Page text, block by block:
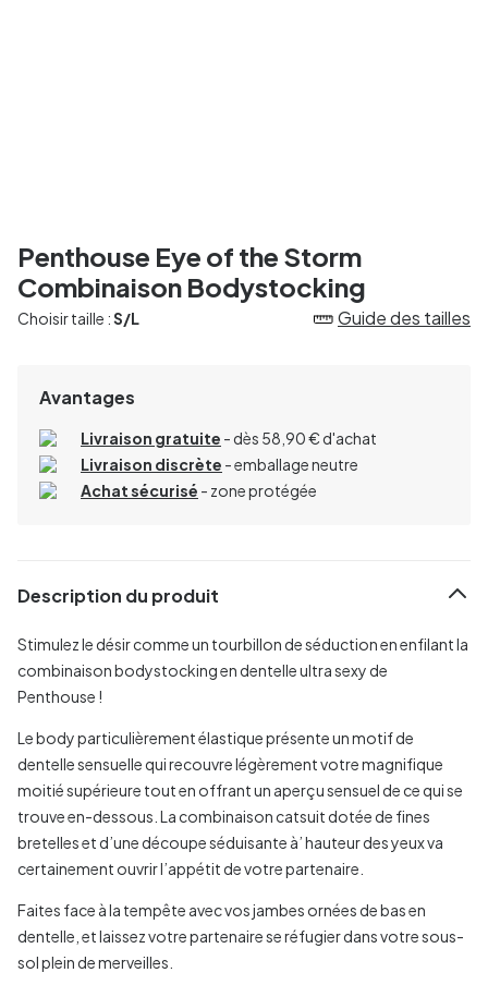
Penthouse Eye of the Storm
Combinaison Bodystocking
Choisir taille :S/L Guide des tailles
Avantages
Livraison gratuite - dès 58,90 € d'achat
Livraison discrète - emballage neutre
Achat sécurisé - zone protégée
Description du produit
Stimulez le désir comme un tourbillon de séduction en enfilant la
combinaison bodystocking en dentelle ultra sexy de
Penthouse !
Le body particulièrement élastique présente un motif de
dentelle sensuelle qui recouvre légèrement votre magnifique
moitié supérieure tout en offrant un aperçu sensuel de ce qui se
trouve en-dessous. La combinaison catsuit dotée de fines
bretelles et d’une découpe séduisante à’ hauteur des yeux va
certainement ouvrir l’appétit de votre partenaire.
Faites face à la tempête avec vos jambes ornées de bas en
dentelle, et laissez votre partenaire se réfugier dans votre sous-
sol plein de merveilles.